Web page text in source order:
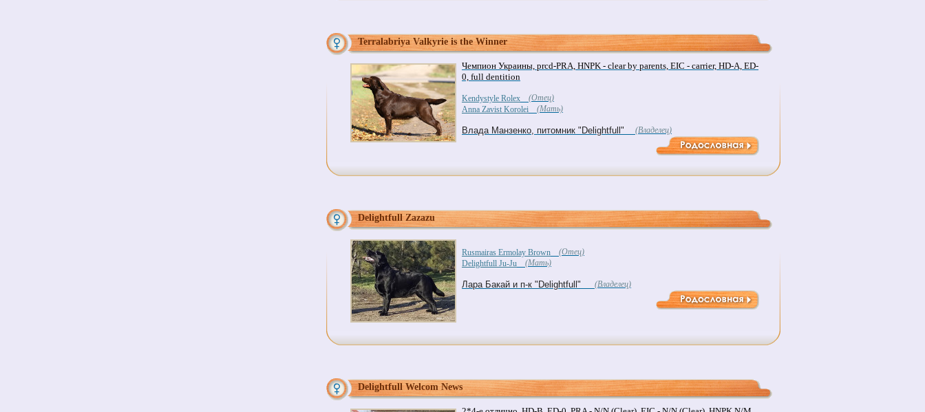
Terralabriya Valkyrie is the Winner
Чемпион Украины, prcd-PRA, HNPK - clear by parents, EIC - carrier, HD-A, ED-
0, full dentition
Kendystyle Rolex
(Отец)
Anna Zavist Korolei
(Мать)
Влада Манзенко, питомник "Delightfull" (Владелец)
Delightfull Zazazu
Rusmairas Ermolay Brown
(Отец)
Delightfull Ju-Ju
(Мать)
Лара Бакай и п-к "Delightfull" (Владелец)
Delightfull Welcom News